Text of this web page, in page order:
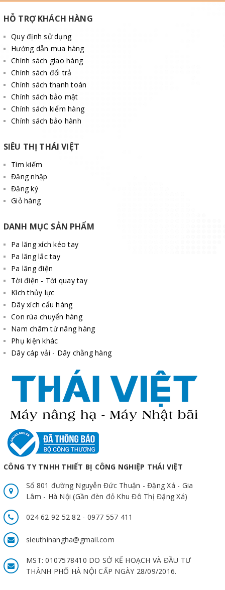
Để nhận được báo giá chính xác về xích cẩu hàng
2 nhánh Quý Khách cần cung cấp thông tin gì?
Tải trọng của bộ xích cẩu(tấn).
Góc cẩu khi sử dụng.
Yêu cầu khác(nếu có).
HỖ TRỢ KHÁCH HÀNG
Quy định sử dụng
Hướng dẫn mua hàng
Chính sách giao hàng
Chính sách đổi trả
Chính sách thanh toán
Chính sách bảo mật
Chính sách kiểm hàng
Chính sách bảo hành
SIÊU THỊ THÁI VIỆT
Tìm kiếm
Đăng nhập
Đăng ký
Giỏ hàng
DANH MỤC SẢN PHẨM
Pa lăng xích kéo tay
Pa lăng lắc tay
Pa lăng điện
Tời điện - Tời quay tay
Kích thủy lực
Dây xích cẩu hàng
Con rùa chuyển hàng
Nam châm từ nâng hàng
Phụ kiện khác
Dây cáp vải - Dây chằng hàng
CÔNG TY TNHH THIẾT BỊ CÔNG NGHIỆP THÁI VIỆT
Số 801 đường Nguyễn Đức Thuận - Đặng Xá - Gia
Lâm - Hà Nội (Gần đèn đỏ Khu Đô Thị Đặng Xá)
024 62 92 52 82 - 0977 557 411
sieuthinangha@gmail.com
MST: 0107578410 DO SỞ KẾ HOẠCH VÀ ĐẦU TƯ
THÀNH PHỐ HÀ NỘI CẤP NGÀY 28/09/2016.